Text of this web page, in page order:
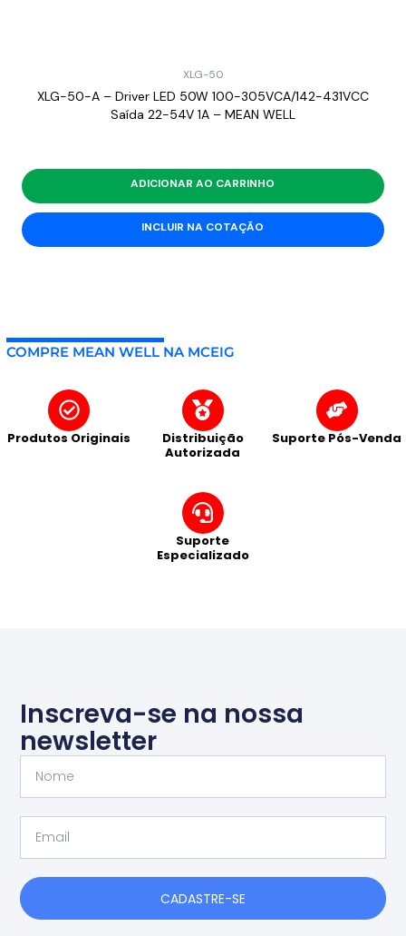
XLG-50
XLG-50-A – Driver LED 50W 100-305VCA/142-431VCC
Saída 22-54V 1A – MEAN WELL
ADICIONAR AO CARRINHO
INCLUIR NA COTAÇÃO
COMPRE MEAN WELL NA MCEIG
Produtos Originais
Distribuição
Autorizada
Suporte Pós-Venda
Suporte
Especializado
Inscreva-se na nossa
newsletter
CADASTRE-SE